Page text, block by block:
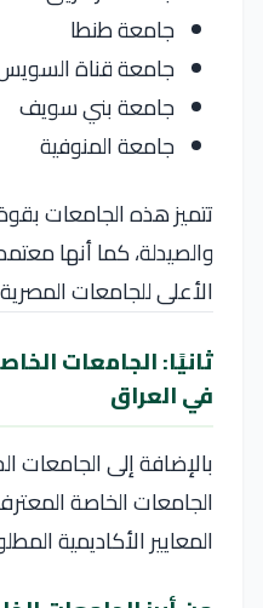
جامعة طنطا
جامعة قناة
جامعة بني سويف
جامعة المنوفية
تتميز هذه الجامعات
والصيدلة، كما أنها
الأعلى للجامعات
ثانيًا: الجامعات
في العراق
بالإضافة إلى
الجامعات الخاصة
المعايير الأكاديمية